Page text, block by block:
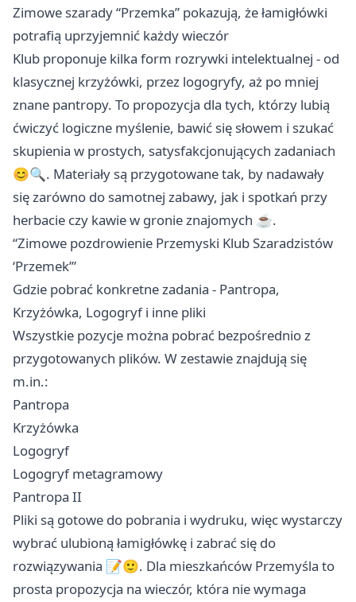
Zimowe szarady “Przemka” pokazują, że łamigłówki
potrafią uprzyjemnić każdy wieczór
Klub proponuje kilka form rozrywki intelektualnej - od
klasycznej krzyżówki, przez logogryfy, aż po mniej
znane pantropy. To propozycja dla tych, którzy lubią
ćwiczyć logiczne myślenie, bawić się słowem i szukać
skupienia w prostych, satysfakcjonujących zadaniach
😊🔍. Materiały są przygotowane tak, by nadawały
się zarówno do samotnej zabawy, jak i spotkań przy
herbacie czy kawie w gronie znajomych ☕️.
“Zimowe pozdrowienie Przemyski Klub Szaradzistów
‘Przemek’”
Gdzie pobrać konkretne zadania - Pantropa,
Krzyżówka, Logogryf i inne pliki
Wszystkie pozycje można pobrać bezpośrednio z
przygotowanych plików. W zestawie znajdują się
m.in.:
Pantropa
Krzyżówka
Logogryf
Logogryf metagramowy
Pantropa II
Pliki są gotowe do pobrania i wydruku, więc wystarczy
wybrać ulubioną łamigłówkę i zabrać się do
rozwiązywania 📝🙂. Dla mieszkańców Przemyśla to
prosta propozycja na wieczór, która nie wymaga